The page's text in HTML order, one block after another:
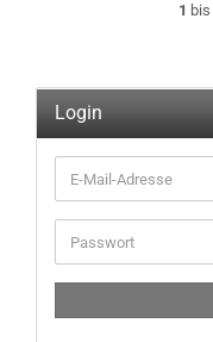
1 bis
Login
E-
Mail-
Adresse
Passwort